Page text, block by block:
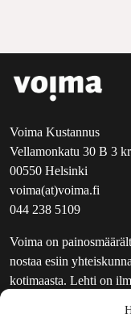
Voima Kustannus
Vellamonkatu 30 B 3
00550 Helsinki
voima(at)voima.fi
044 238 5109
Voima on
nostaa esiin
kotimaasta. Lehti on